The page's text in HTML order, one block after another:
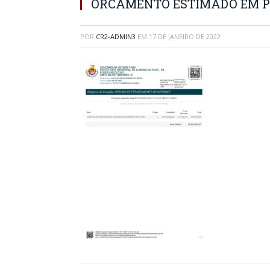
ORCAMENTO ESTIMADO EM
POR CR2-ADMIN3 EM 17 DE JANEIRO DE 2022